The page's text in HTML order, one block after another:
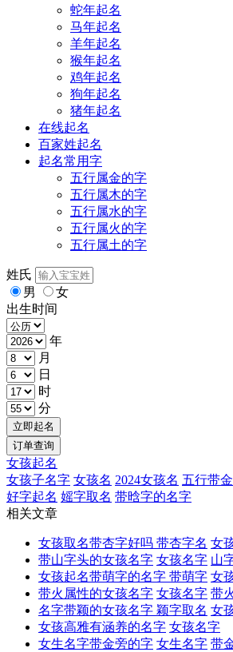
蛇年起名
马年起名
羊年起名
猴年起名
鸡年起名
狗年起名
猪年起名
在线起名
百家姓起名
起名常用字
五行属金的字
五行属木的字
五行属水的字
五行属火的字
五行属土的字
姓氏
男
女
出生时间
年
月
日
时
分
女孩起名
女孩子名字 女孩名 2024女孩名 五行带
好字起名 媱字取名 带晗字的名字
相关文章
女孩取名带杏字好吗 带杏字名 女
带山字头的女孩名字 女孩名字 山
女孩起名带萌字的名字 带萌字 女
带火属性的女孩名字 女孩名字 带
名字带颖的女孩名字 颖字取名 女
女孩高雅有涵养的名字 女孩名字
女生名字带金旁的字 女生名字 带